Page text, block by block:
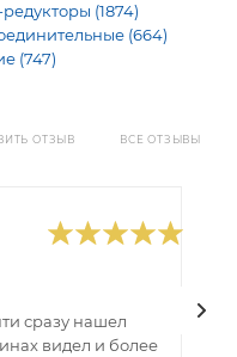
(1874)
(664)
(747)
ВСЕ ОТЗЫВЫ
ОТЗЫВ
сразу нашел
видел и более